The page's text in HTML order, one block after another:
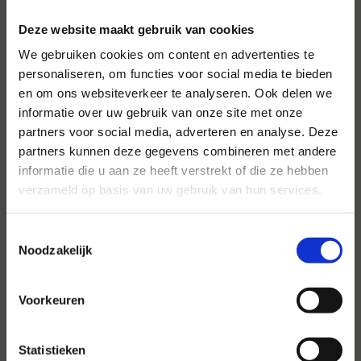
Deze website maakt gebruik van cookies
We gebruiken cookies om content en advertenties te
personaliseren, om functies voor social media te bieden
en om ons websiteverkeer te analyseren. Ook delen we
informatie over uw gebruik van onze site met onze
partners voor social media, adverteren en analyse. Deze
partners kunnen deze gegevens combineren met andere
informatie die u aan ze heeft verstrekt of die ze hebben
verzameld op basis van uw gebruik van hun services.
Noodzakelijk
Voorkeuren
Statistieken
Voor al uw evenementen en
partijen
Hansen Evenementen is uw partner voor
evenementen van groot tot klein.
Lees verder